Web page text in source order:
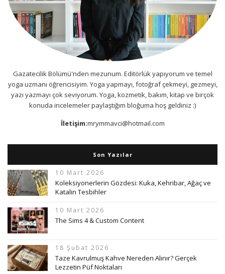
Gazatecilik Bölümü'nden mezunum. Editörlük yapıyorum ve temel
yoga uzmanı öğrencisiyim. Yoga yapmayı, fotoğraf çekmeyi, gezmeyi,
yazı yazmayı çok seviyorum. Yoga, kozmetik, bakım, kitap ve birçok
konuda incelemeler paylaştığım bloğuma hoş geldiniz :)
İletişim:mrymmavci@hotmail.com
Son Yazılar
10 Mart 2026
Koleksiyonerlerin Gözdesi: Kuka, Kehribar, Ağaç ve
Katalin Tesbihler
10 Mart 2026
The Sims 4 & Custom Content
18 Şubat 2026
Taze Kavrulmuş Kahve Nereden Alınır? Gerçek
Lezzetin Püf Noktaları